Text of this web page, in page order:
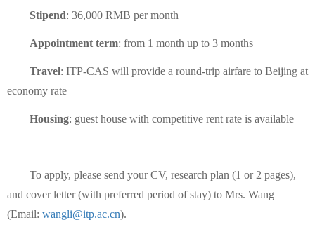
Stipend: 36,000 RMB per month
Appointment term: from 1 month up to 3 months
Travel: ITP-CAS will provide a round-trip airfare to Beijing at
economy rate
Housing: guest house with competitive rent rate is available
To apply, please send your CV, research plan (1 or 2 pages),
and cover letter (with preferred period of stay) to Mrs. Wang
(Email: wangli@itp.ac.cn).